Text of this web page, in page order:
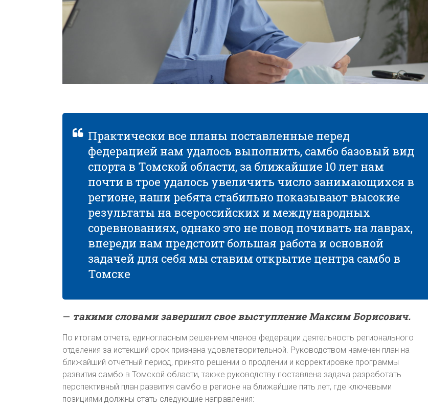
Практически все планы поставленные перед
федерацией нам удалось выполнить, самбо базовый вид
спорта в Томской области, за ближайшие 10 лет нам
почти в трое удалось увеличить число занимающихся в
регионе, наши ребята стабильно показывают высокие
результаты на всероссийских и международных
соревнованиях, однако это не повод почивать на лаврах,
впереди нам предстоит большая работа и основной
задачей для себя мы ставим открытие центра самбо в
Томске
— такими словами завершил свое выступление Максим Борисович.
По итогам отчета, единогласным решением членов федерации деятельность регионального
отделения за истекший срок признана удовлетворительной. Руководством намечен план на
ближайший отчетный период, принято решении о продлении и корректировке программы
развития самбо в Томской области, также руководству поставлена задача разработать
перспективный план развития самбо в регионе на ближайшие пять лет, где ключевыми
позициями должны стать следующие направления: